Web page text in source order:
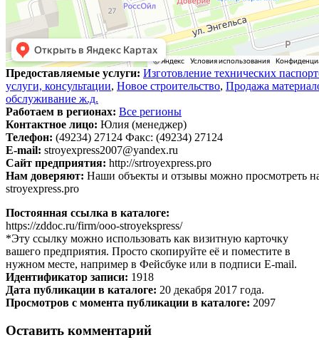
Предоставляемые услуги: Изготовление технических
услуги, консультации, Новое строительство, Продажа
обслуживание ж.д.
Работаем в регионах: Все регионы
Контактное лицо: Юлия (менеджер)
Телефон: (49234) 27124 Факс: (49234) 27124
E-mail: stroyexpress2007@yandex.ru
Сайт предприятия: http://srtroyexpress.pro
Нам доверяют: Наши объекты и отзывы можно просмотреть
stroyexpress.pro
Постоянная ссылка в каталоге:
https://zddoc.ru/firm/ooo-stroyekspress/
*Эту ссылку можно использовать как визитную карточку
вашего предприятия. Просто скопируйте её и поместите в
нужном месте, например в Фейсбуке или в подписи E-mail.
Идентификатор записи: 1918
Дата публикации в каталоге: 20 декабря 2017 года.
Просмотров с момента публикации в каталоге: 2097
Оставить комментарий